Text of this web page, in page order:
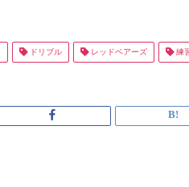
ドリブル レッドベアーズ 練